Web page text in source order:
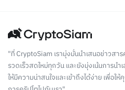
"ที่ CryptoSiam เรามุ่งมั่นนำเสนอข่าวสา
รวดเร็วสดใหม่ทุกวัน และยังมุ่งเน้นการนำ
ให้มีความน่าสนใจและเข้าถึงได้ง่าย เพื่อใ